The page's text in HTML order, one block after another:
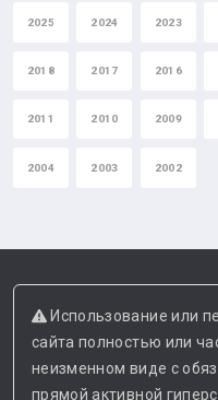
2025 2024 2023
2018 2017 2016
2011 2010 2009
2004 2003 2002
Использование или
сайта полностью или
неизменном виде с
прямой активной